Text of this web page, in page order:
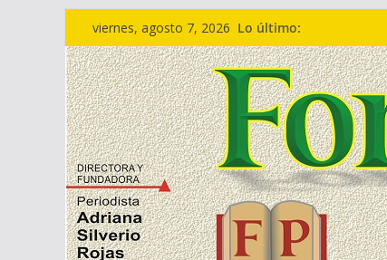
Saltar
al
contenido
viernes, agosto 7, 2026 Lo último: